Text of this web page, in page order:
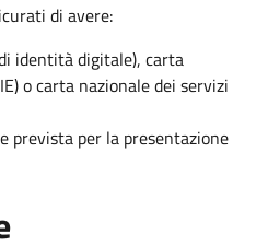
di avere:
identità digitale), carta
o carta nazionale dei servizi
prevista per la presentazione